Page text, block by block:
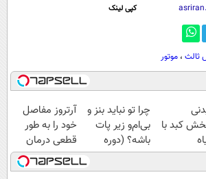
کپی لینک
، موتور
کبد با
تا
چرا تو نباید بنز و
بی‌ام‌و زیر پات
باشه؟ (دوره
رایگان درآمد
میلیاردی)
آرتروز مفاصل
خود را به طور
قطعی درمان
کنید!
◗پرسش‌نامه◖